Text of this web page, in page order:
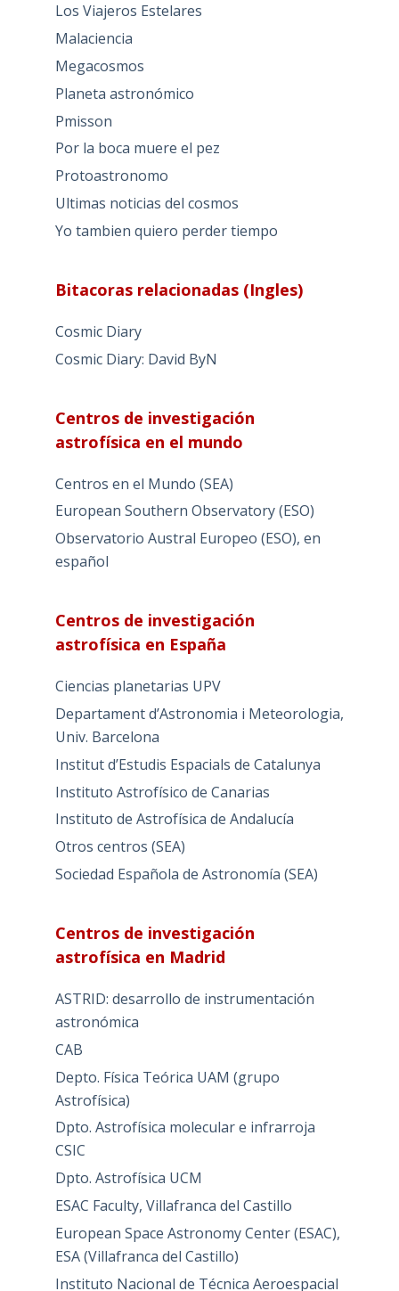
Los Viajeros Estelares
Malaciencia
Megacosmos
Planeta astronómico
Pmisson
Por la boca muere el pez
Protoastronomo
Ultimas noticias del cosmos
Yo tambien quiero perder tiempo
Bitacoras relacionadas (Ingles)
Cosmic Diary
Cosmic Diary: David ByN
Centros de investigación
astrofísica en el mundo
Centros en el Mundo (SEA)
European Southern Observatory (ESO)
Observatorio Austral Europeo (ESO), en
español
Centros de investigación
astrofísica en España
Ciencias planetarias UPV
Departament d’Astronomia i Meteorologia,
Univ. Barcelona
Institut d’Estudis Espacials de Catalunya
Instituto Astrofísico de Canarias
Instituto de Astrofísica de Andalucía
Otros centros (SEA)
Sociedad Española de Astronomía (SEA)
Centros de investigación
astrofísica en Madrid
ASTRID: desarrollo de instrumentación
astronómica
CAB
Depto. Física Teórica UAM (grupo
Astrofísica)
Dpto. Astrofísica molecular e infrarroja
CSIC
Dpto. Astrofísica UCM
ESAC Faculty, Villafranca del Castillo
European Space Astronomy Center (ESAC),
ESA (Villafranca del Castillo)
Instituto Nacional de Técnica Aeroespacial